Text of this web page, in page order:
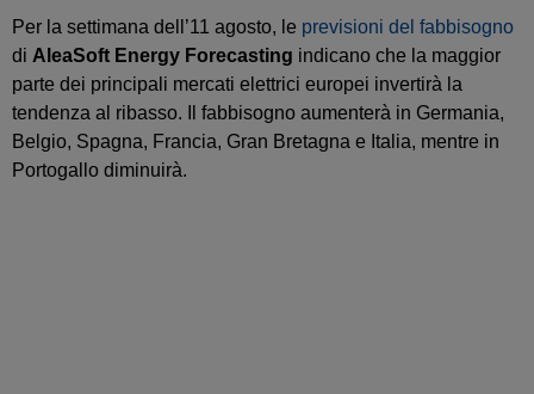
Per la settimana dell’11 agosto, le previsioni del fabbisogno
di AleaSoft Energy Forecasting indicano che la maggior
parte dei principali mercati elettrici europei invertirà la
tendenza al ribasso. Il fabbisogno aumenterà in Germania,
Belgio, Spagna, Francia, Gran Bretagna e Italia, mentre in
Portogallo diminuirà.